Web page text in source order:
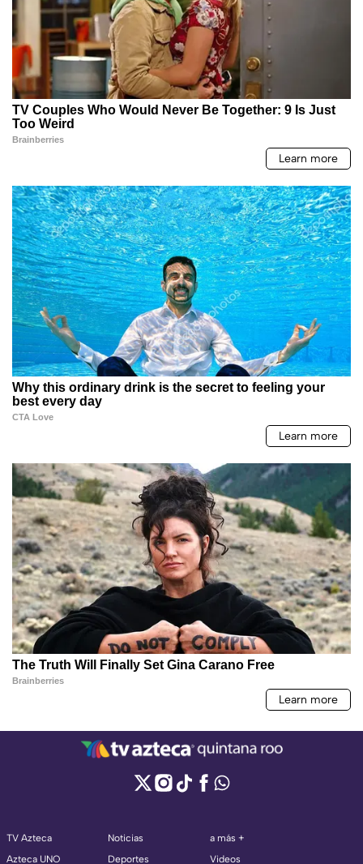
TV Azteca
Azteca UNO
Noticias
Deportes
a más +
Videos